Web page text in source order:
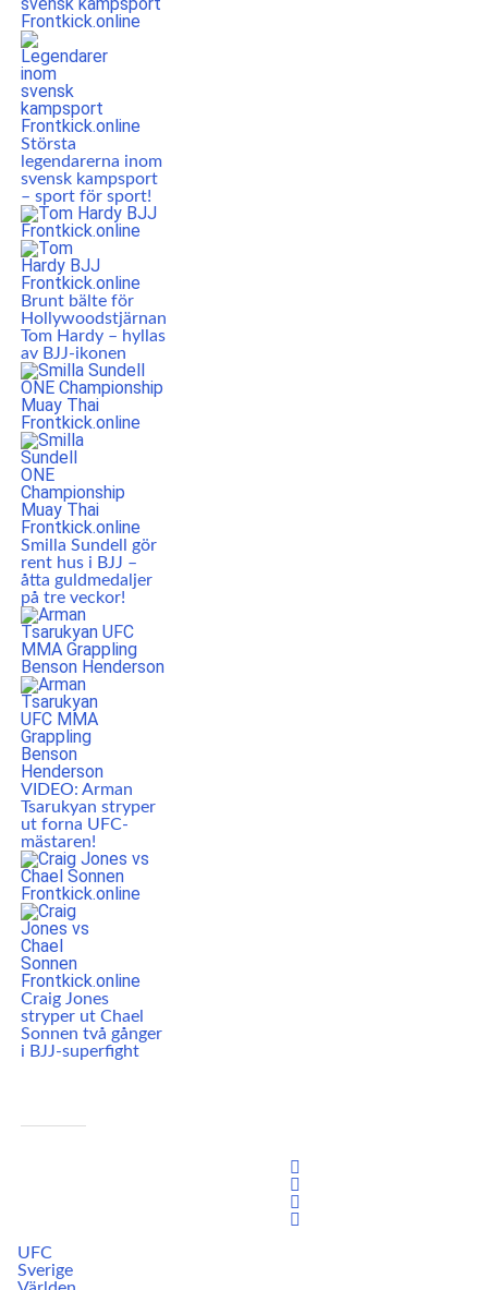
Största
legendarerna inom
svensk kampsport
– sport för sport!
Brunt bälte för
Hollywoodstjärnan
Tom Hardy – hyllas
av BJJ-ikonen
Smilla Sundell gör
rent hus i BJJ –
åtta guldmedaljer
på tre veckor!
VIDEO: Arman
Tsarukyan stryper
ut forna UFC-
mästaren!
Craig Jones
stryper ut Chael
Sonnen två gånger
i BJJ-superfight
UFC
Sverige